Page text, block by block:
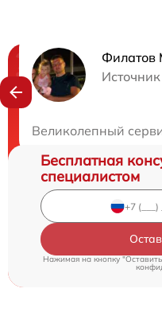
Филатов
Источник
Великолепный
Нужна
Бесплатная
специалистом
Нажимая на кнопку